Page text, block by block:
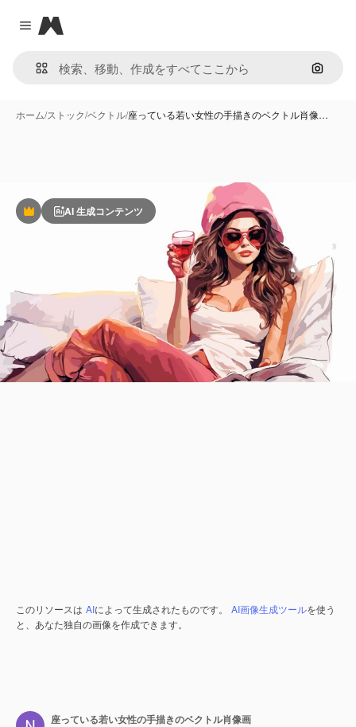
Close menu
Magnific
画像で
ホーム/ストック/ベクトル/座っている若い女性の手描きのベクトル肖像…
PremiumAI 生成コンテンツ
このリソースは AIによって生成されたものです。 AI画像生成ツールを使う
と、あなた独自の画像を作成できます。
座っている若い女性の手描きのベクトル肖像画